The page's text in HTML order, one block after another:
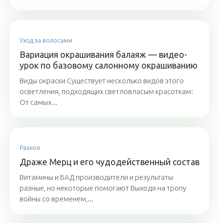
Уход за волосами
Вариация окрашивания балаяж — видео-
урок по базовому салонному окрашиванию
Виды окраски Существует несколько видов этого
осветления, подходящих светловласым красоткам:
От самых...
Разное
Драже Мерц и его чудодейственный состав
Витамины и БАД производители и результаты
разные, но некоторые помогают Выходя на тропу
войны со временем,...